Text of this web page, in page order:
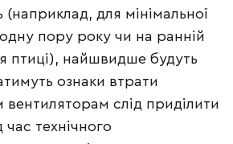
для мінімальної
пору року чи на ранній
птиці), найшвидше будуть
ознаки втрати
слід приділити
час технічного